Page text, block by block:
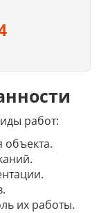
работ:
объекта.
их работы.